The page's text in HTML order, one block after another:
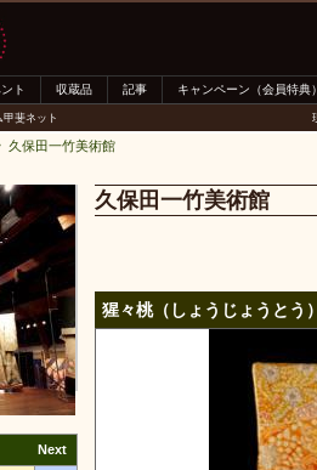
ト 収蔵品 記事 キャンペーン（会員特典
斐ネット
久保田一竹美術館
Next
久保田一竹美術館
猩々桃（しょうじょうとう